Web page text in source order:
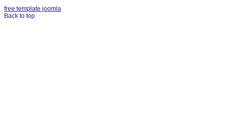
free template joomla
Back to top